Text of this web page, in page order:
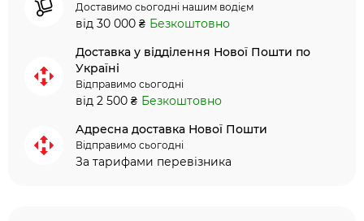
Доставимо сьогодні нашим водієм
від 30 000 ₴ Безкоштовно
Доставка у відділення Нової Пошти по
Україні
Відправимо сьогодні
від 2 500 ₴ Безкоштовно
Адресна доставка Нової Пошти
Відправимо сьогодні
За тарифами перевізника